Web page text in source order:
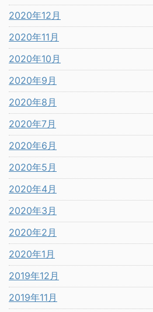
2020年12月
2020年11月
2020年10月
2020年9月
2020年8月
2020年7月
2020年6月
2020年5月
2020年4月
2020年3月
2020年2月
2020年1月
2019年12月
2019年11月